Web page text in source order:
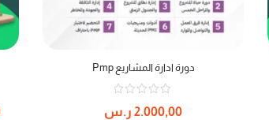
دورة ادارة المشاريع Pmp
2.000,00 ر.س